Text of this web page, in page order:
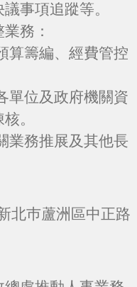
事項追蹤等。
務：
算籌編、經費管控
單位及政府機關資
。
業務推展及其他長
北巿蘆洲區中正路